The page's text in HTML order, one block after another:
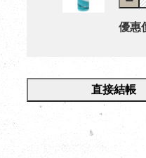
優惠
直接結帳